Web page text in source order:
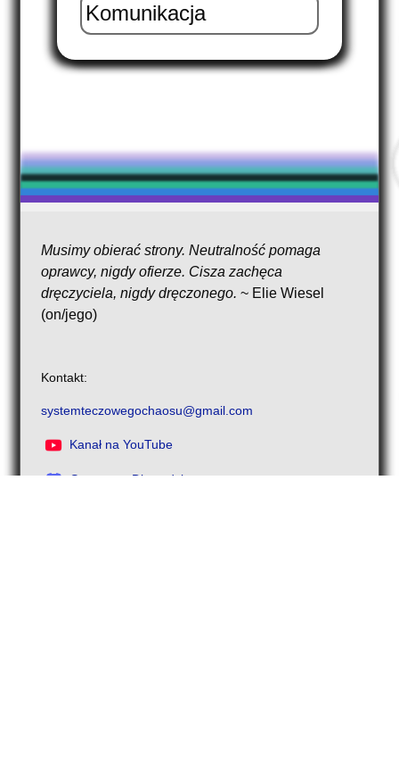
Komunikacja
Musimy obierać strony. Neutralność pomaga
oprawcy, nigdy ofierze. Cisza zachęca
dręczyciela, nigdy dręczonego. ~ Elie Wiesel
(on/jego)
Kontakt:
systemteczowegochaosu@gmail.com
Kanał na YouTube
Serwer na Discordzie